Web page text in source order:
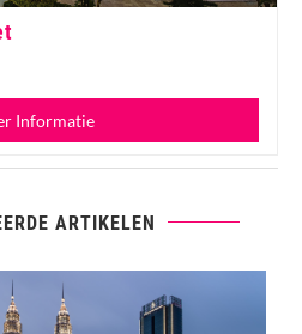
Informatie
ARTIKELEN